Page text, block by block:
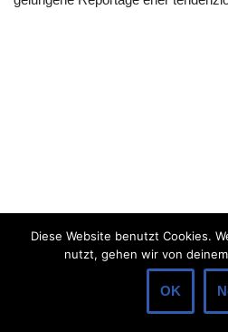
| Präsentiert vonWordPress
Diese Website benutzt Cookies.
nutzt, gehen wir von
OK